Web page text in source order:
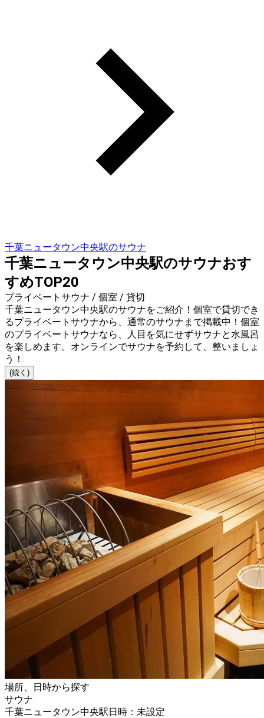
千葉ニュータウン中央駅のサウナ
千葉ニュータウン中央駅のサウナおす
すめTOP20
プライベートサウナ / 個室 / 貸切
千葉ニュータウン中央駅のサウナをご紹介！個室で貸切でき
るプライベートサウナから、通常のサウナまで掲載中！個室
のプライベートサウナなら、人目を気にせずサウナと水風呂
を楽しめます。オンラインでサウナを予約して、整いましょ
う！
(続く)
場所、日時から探す
サウナ
千葉ニュータウン中央駅日時：未設定